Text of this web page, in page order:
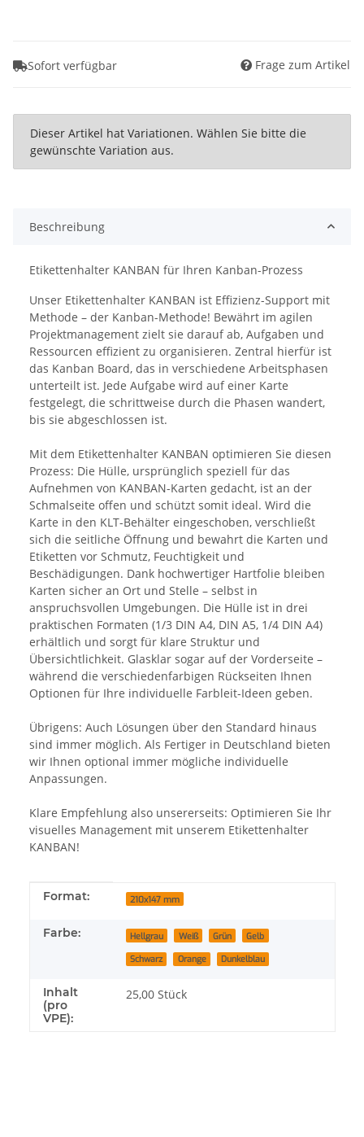
Sofort verfügbar Frage zum Artikel
x
Dieser Artikel hat Variationen. Wählen Sie bitte die
gewünschte Variation aus.
Beschreibung
Etikettenhalter KANBAN für Ihren Kanban-Prozess
Unser Etikettenhalter KANBAN ist Effizienz-Support mit
Methode – der Kanban-Methode! Bewährt im agilen
Projektmanagement zielt sie darauf ab, Aufgaben und
Ressourcen effizient zu organisieren. Zentral hierfür ist
das Kanban Board, das in verschiedene Arbeitsphasen
unterteilt ist. Jede Aufgabe wird auf einer Karte
festgelegt, die schrittweise durch die Phasen wandert,
bis sie abgeschlossen ist.
Mit dem Etikettenhalter KANBAN optimieren Sie diesen
Prozess: Die Hülle, ursprünglich speziell für das
Aufnehmen von KANBAN-Karten gedacht, ist an der
Schmalseite offen und schützt somit ideal. Wird die
Karte in den KLT-Behälter eingeschoben, verschließt
sich die seitliche Öffnung und bewahrt die Karten und
Etiketten vor Schmutz, Feuchtigkeit und
Beschädigungen. Dank hochwertiger Hartfolie bleiben
Karten sicher an Ort und Stelle – selbst in
anspruchsvollen Umgebungen. Die Hülle ist in drei
praktischen Formaten (1/3 DIN A4, DIN A5, 1/4 DIN A4)
erhältlich und sorgt für klare Struktur und
Übersichtlichkeit. Glasklar sogar auf der Vorderseite –
während die verschiedenfarbigen Rückseiten Ihnen
Optionen für Ihre individuelle Farbleit-Ideen geben.
Übrigens: Auch Lösungen über den Standard hinaus
sind immer möglich. Als Fertiger in Deutschland bieten
wir Ihnen optional immer mögliche individuelle
Anpassungen.
Klare Empfehlung also unsererseits: Optimieren Sie Ihr
visuelles Management mit unserem Etikettenhalter
KANBAN!
Produkteigenschaft
Wert
Format: 210x147 mm
Farbe: Hellgrau Weiß Grün Gelb
Schwarz Orange Dunkelblau
Inhalt
(pro
VPE):
25,00 Stück